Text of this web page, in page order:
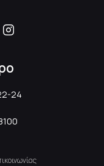
24